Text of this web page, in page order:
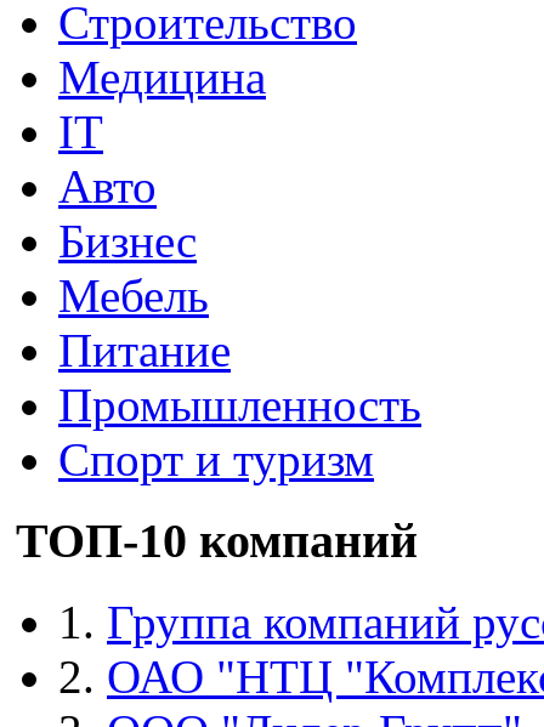
Строительство
Медицина
IT
Авто
Бизнес
Мебель
Питание
Промышленность
Спорт и туризм
ТОП-10 компаний
1. Группа компаний
2. ОАО "НТЦ